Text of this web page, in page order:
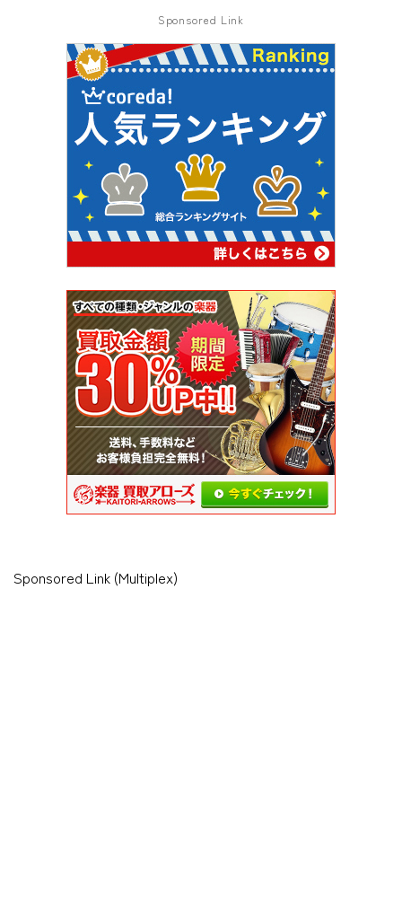
Sponsored Link
Sponsored Link (Multiplex)